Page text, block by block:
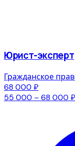
Юрист-эксперт
Гражданское
68 000 ₽
55 000 – 68 000 ₽